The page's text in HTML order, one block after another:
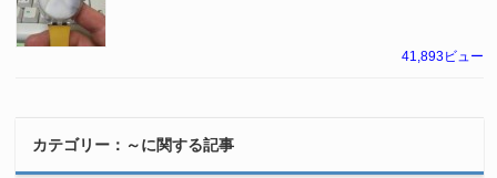
41,893ビュー
カテゴリー：～に関する記事